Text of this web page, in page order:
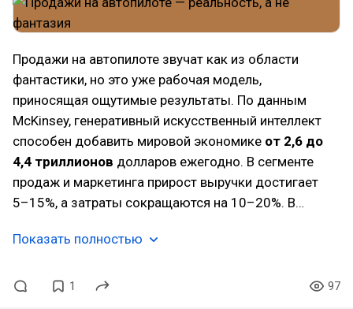
Продажи на автопилоте звучат как из области
фантастики, но это уже рабочая модель,
приносящая ощутимые результаты. По данным
McKinsey, генеративный искусственный интеллект
способен добавить мировой экономике от 2,6 до
4,4 триллионов долларов ежегодно. В сегменте
продаж и маркетинга прирост выручки достигает
5–15%, а затраты сокращаются на 10–20%. B…
Показать полностью
1 97